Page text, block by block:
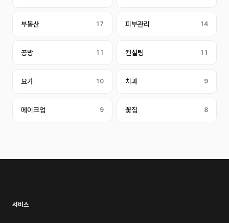
부동산 17 피부관리 14
공방 11 컨설팅 11
요가 10 치과 9
메이크업 9 꽃집 8
서비스